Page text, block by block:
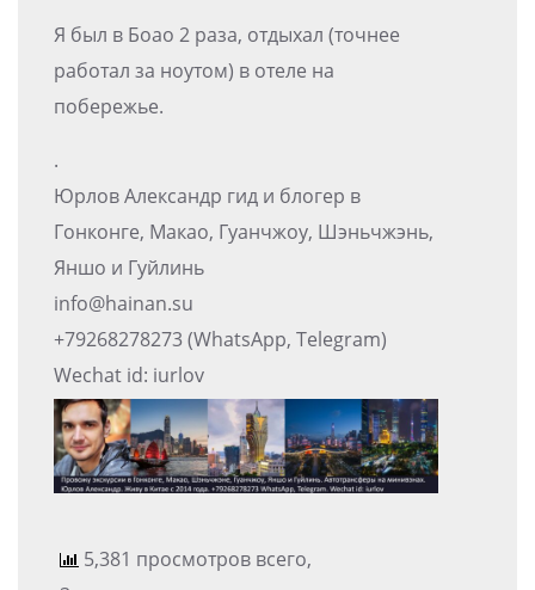
Я был в Боао 2 раза, отдыхал (точнее
работал за ноутом) в отеле на
побережье.
.
Юрлов Александр гид и блогер в
Гонконге, Макао, Гуанчжоу, Шэньчжэнь,
Яншо и Гуйлинь
info@hainan.su
+79268278273 (WhatsApp, Telegram)
Wechat id: iurlov
5,381 просмотров всего,